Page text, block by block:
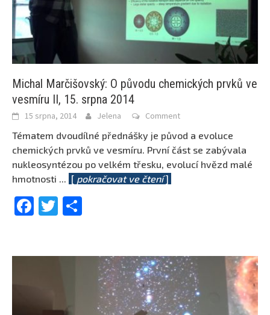
Michal Marčišovský: O původu chemických prvků ve
vesmíru II, 15. srpna 2014
15 srpna, 2014 Jelena Comment
Tématem dvoudílné přednášky je původ a evoluce
chemických prvků ve vesmíru. První část se zabývala
nukleosyntézou po velkém třesku, evolucí hvězd malé
hmotnosti ... [ pokračovat ve čtení]
Facebook
Twitter